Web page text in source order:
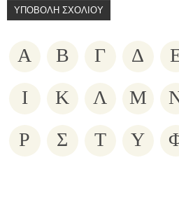
Α Β Γ Δ
Ι Κ Λ Μ
Ρ Σ Τ Υ